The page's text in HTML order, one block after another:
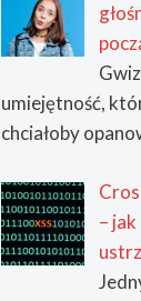
umiejętność,
chciałoby
–